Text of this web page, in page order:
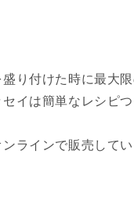
り付けた時に最大
イは簡単なレシピ
ラインで販売して